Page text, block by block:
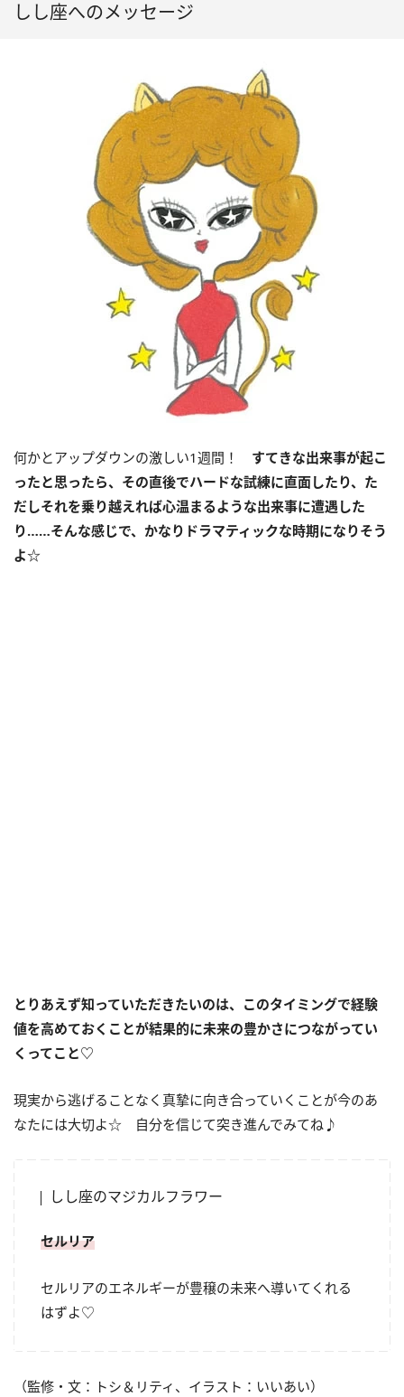
しし座へのメッセージ
何かとアップダウンの激しい1週間！ すてきな出来事が起こ
ったと思ったら、その直後でハードな試練に直面したり、た
だしそれを乗り越えれば心温まるような出来事に遭遇した
り……そんな感じで、かなりドラマティックな時期になりそう
よ☆
とりあえず知っていただきたいのは、このタイミングで経験
値を高めておくことが結果的に未来の豊かさにつながってい
くってこと♡
現実から逃げることなく真摯に向き合っていくことが今のあ
なたには大切よ☆ 自分を信じて突き進んでみてね♪
しし座のマジカルフラワー
セルリア
セルリアのエネルギーが豊穣の未来へ導いてくれる
はずよ♡
（監修・文：トシ＆リティ、イラスト：いいあい）